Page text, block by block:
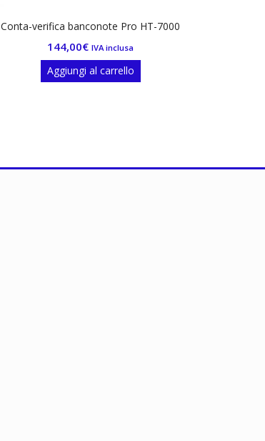
Conta-verifica banconote Pro HT-7000
144,00€ IVA inclusa
Aggiungi al carrello